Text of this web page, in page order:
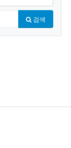
램을 개발해드립
램을 개발해드립
을 개발해드립
검색